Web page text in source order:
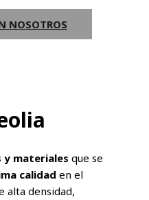
NOSOTROS
y materiales que se
calidad en el
alta densidad,